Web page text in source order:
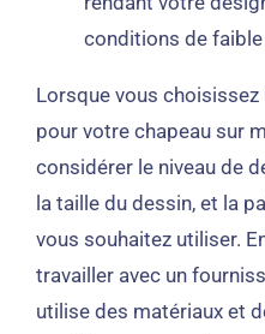
conditions de
Lorsque vous
pour votre chapeau sur
considérer le niveau de
la taille du dessin, et la
vous souhaitez utiliser.
travailler avec un
utilise des matériaux et